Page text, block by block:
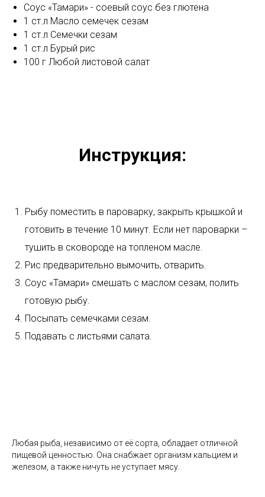
Соус «Тамари» - соевый соус без глютена
1 ст.л Масло семечек сезам
1 ст.л Семечки сезам
1 ст.л Бурый рис
100 г Любой листовой салат
Инструкция:
Рыбу поместить в пароварку, закрыть крышкой и
готовить в течение 10 минут. Если нет пароварки –
тушить в сковороде на топленом масле.
Рис предварительно вымочить, отварить.
Соус «Тамари» смешать с маслом сезам, полить
готовую рыбу.
Посыпать семечками сезам.
Подавать с листьями салата.
Любая рыба, независимо от её сорта, обладает отличной
пищевой ценностью. Она снабжает организм кальцием и
железом, а также ничуть не уступает мясу.